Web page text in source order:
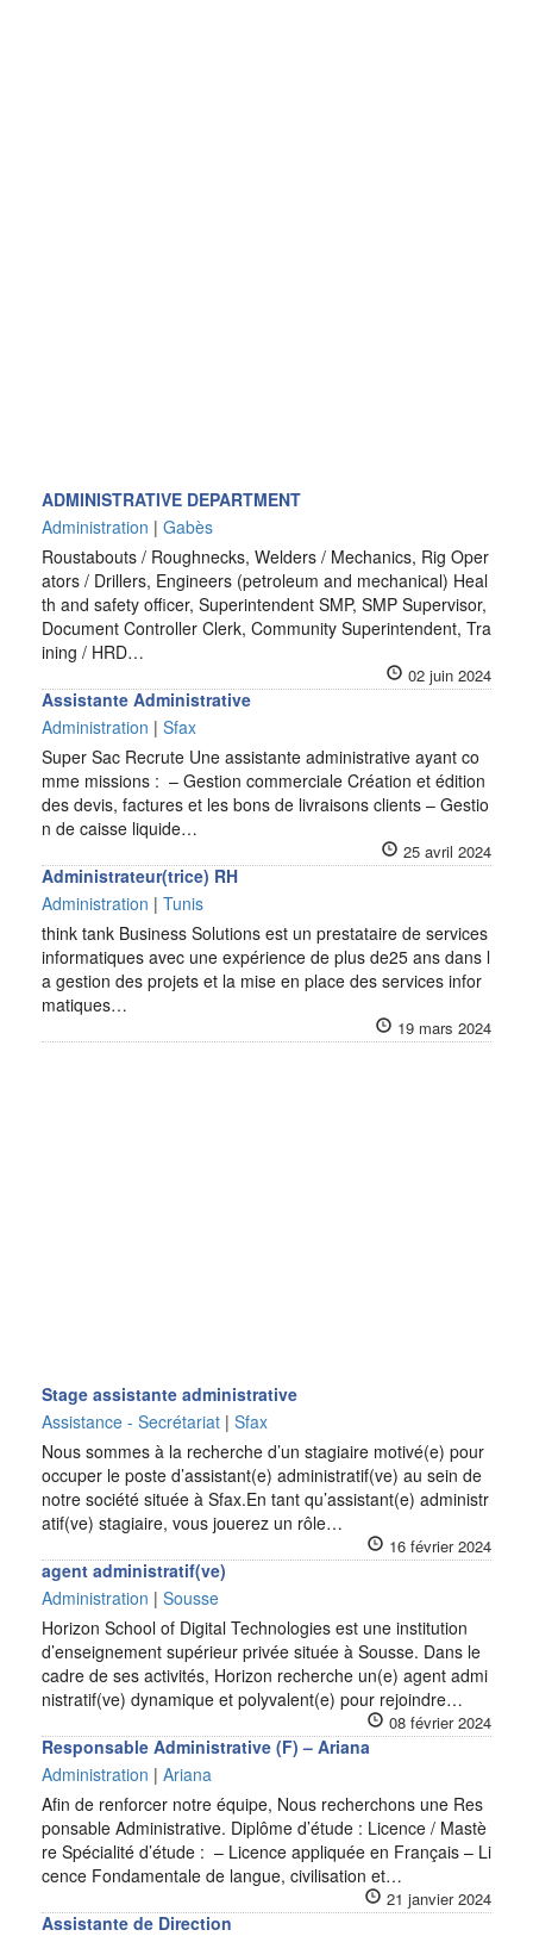
ADMINISTRATIVE DEPARTMENT
Administration | Gabès
Roustabouts / Roughnecks, Welders / Mechanics, Rig Oper
ators / Drillers, Engineers (petroleum and mechanical) Heal
th and safety officer, Superintendent SMP, SMP Supervisor,
Document Controller Clerk, Community Superintendent, Tra
ining / HRD…
02 juin 2024
Assistante Administrative
Administration | Sfax
Super Sac Recrute Une assistante administrative ayant co
mme missions : – Gestion commerciale Création et édition
des devis, factures et les bons de livraisons clients – Gestio
n de caisse liquide…
25 avril 2024
Administrateur(trice) RH
Administration | Tunis
think tank Business Solutions est un prestataire de services
informatiques avec une expérience de plus de25 ans dans l
a gestion des projets et la mise en place des services infor
matiques…
19 mars 2024
Stage assistante administrative
Assistance - Secrétariat | Sfax
Nous sommes à la recherche d’un stagiaire motivé(e) pour
occuper le poste d’assistant(e) administratif(ve) au sein de
notre société située à Sfax.En tant qu’assistant(e) administr
atif(ve) stagiaire, vous jouerez un rôle…
16 février 2024
agent administratif(ve)
Administration | Sousse
Horizon School of Digital Technologies est une institution
d’enseignement supérieur privée située à Sousse. Dans le
cadre de ses activités, Horizon recherche un(e) agent admi
nistratif(ve) dynamique et polyvalent(e) pour rejoindre…
08 février 2024
Responsable Administrative (F) – Ariana
Administration | Ariana
Afin de renforcer notre équipe, Nous recherchons une Res
ponsable Administrative. Diplôme d’étude : Licence / Mastè
re Spécialité d’étude : – Licence appliquée en Français – Li
cence Fondamentale de langue, civilisation et…
21 janvier 2024
Assistante de Direction